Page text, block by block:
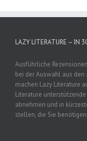
LAZY LITERATURE – IN
Ausführliche
bei der Auswahl aus
machen Lazy Literature
Literature
abnehmen und in
stellen, die Sie benötigen.